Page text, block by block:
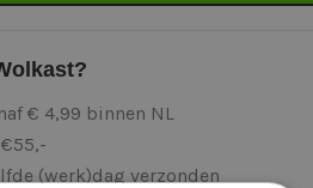
€ 4,99 binnen NL
(werk)dag verzonden